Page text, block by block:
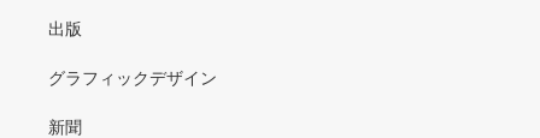
出版
グラフィックデザイン
新聞